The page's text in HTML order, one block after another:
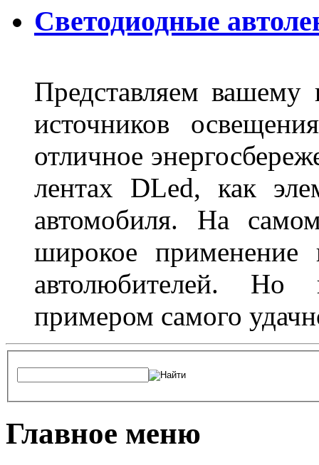
Светодиодные
Представляем
источников
отличное
лентах DLed, как
автомобиля. На
широкое
автолюбителей. Но
примером самого
Главное меню